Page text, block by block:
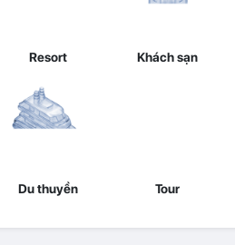
Khách sạn
Du thuyền Tour